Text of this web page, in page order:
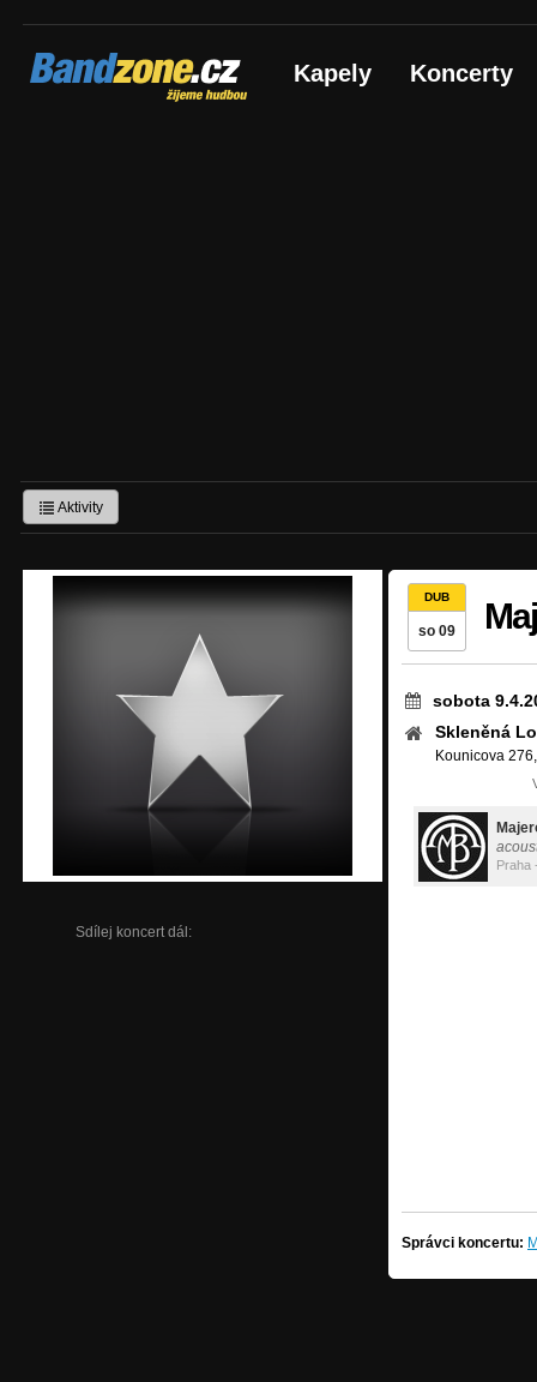
Bandzone.cz
žijeme hudbou Kapely Koncerty
Aktivity
Sdílej koncert dál:
DUB
so 09
sobota
Skleněná
Kounicova
Praha
Správci koncertu: